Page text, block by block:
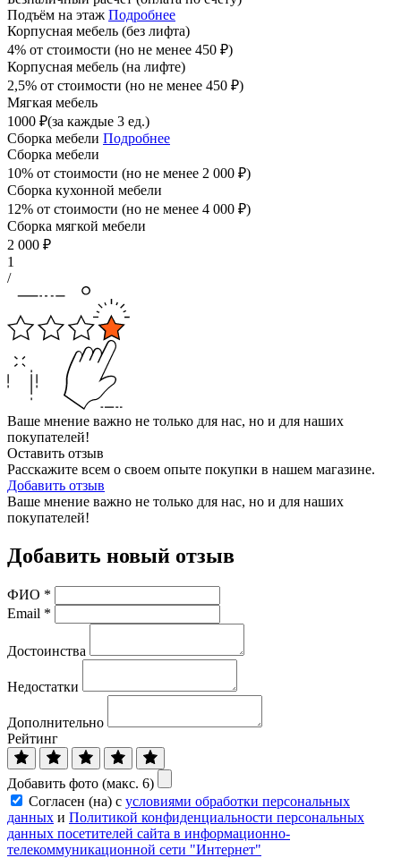
Подъём на этаж Подробнее
Корпусная мебель (без лифта)
4% от стоимости (но не менее 450 ₽)
Корпусная мебель (на лифте)
2,5% от стоимости (но не менее 450 ₽)
Мягкая мебель
1000 ₽(за каждые 3 ед.)
Сборка мебели Подробнее
Сборка мебели
10% от стоимости (но не менее 2 000 ₽)
Сборка кухонной мебели
12% от стоимости (но не менее 4 000 ₽)
Сборка мягкой мебели
2 000 ₽
1
/
Ваше мнение важно не только для нас, но и для наших
покупателей!
Оставить отзыв
Расскажите всем о своем опыте покупки в нашем магазине.
Добавить отзыв
Ваше мнение важно не только для нас, но и для наших
покупателей!
Добавить новый отзыв
ФИО *
Email *
Достоинства
Недостатки
Дополнительно
Рейтинг
Добавить фото (макс. 6)
Согласен (на) с условиями обработки персональных
данных и Политикой конфиденциальности персональных
данных посетителей сайта в информационно-
телекоммуникационной сети "Интернет"